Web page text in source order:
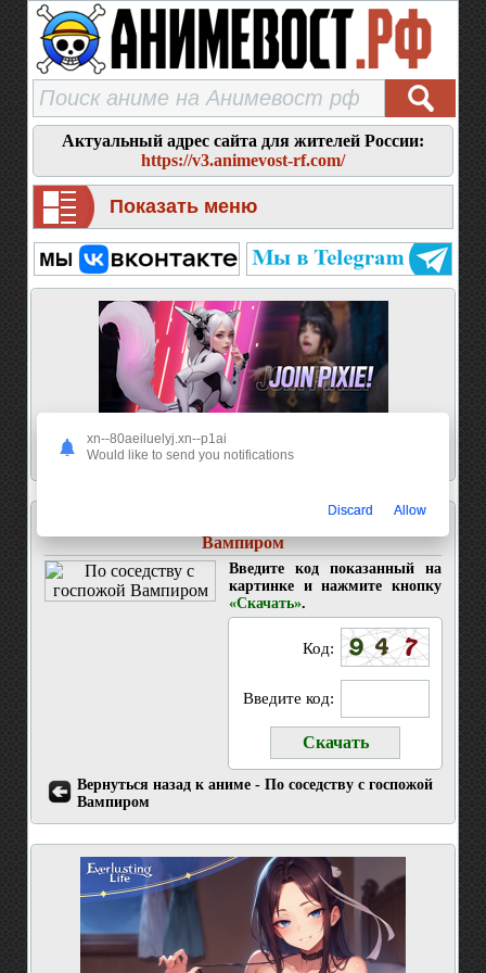
Актуальный адрес сайта для жителей России:
https://v3.animevost-rf.com/
Показать меню
Вампиром
Введите код показанный на
картинке и нажмите кнопку
«Скачать».
Код:
Введите код:
Вернуться назад к аниме - По соседству с госпожой
Вампиром
xn--80aeiluelyj.xn--p1ai
Would like to send you notifications
Discard Allow